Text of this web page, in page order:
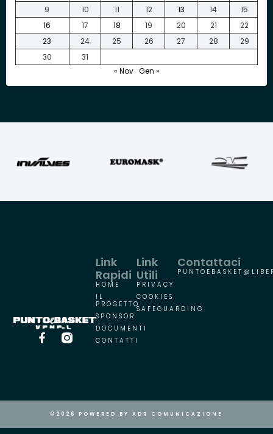
9
10 11 12 13 14
15
16
17 18 19 20 21
22
23
24 25 26 27 28
29
30
31
« Nov Gen »
Link
Utili
PRIVACY
COOKIES
SAFEGUARDING
Link
Rapidi
HOME
IL
PROGETTO
SPONSOR
DOCUMENTI
CONTATTI
Contattaci
©2026 POWERED BY ADR COMUNICAZIONE